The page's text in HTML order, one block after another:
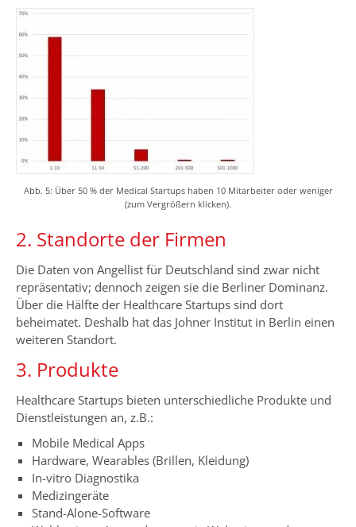
Abb. 5: Über 50 % der Medical Startups haben 10 Mitarbeiter oder weniger
(zum Vergrößern klicken).
2. Standorte der Firmen
Die Daten von Angellist für Deutschland sind zwar nicht
repräsentativ; dennoch zeigen sie die Berliner Dominanz.
Über die Hälfte der Healthcare Startups sind dort
beheimatet. Deshalb hat das Johner Institut in Berlin einen
weiteren Standort.
3. Produkte
Healthcare Startups bieten unterschiedliche Produkte und
Dienstleistungen an, z.B.:
Mobile Medical Apps
Hardware, Wearables (Brillen, Kleidung)
In-vitro Diagnostika
Medizingeräte
Stand-Alone-Software